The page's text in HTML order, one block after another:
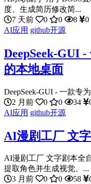
度、生成简历修改简...
7 天前
0 0 8
0
AI应用 github开源
DeepSeek-GUI -
的本地桌面
DeepSeek-GUI - 一款专
2 月前
0 0 34
AI应用 github开源
AI漫剧工厂 文
AI漫剧工厂 文字剧本全
提取角色并生成视觉、...
3 月前
0 0 58